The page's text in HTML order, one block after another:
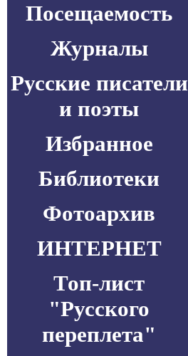
Посещаемость
Журналы
Русские писатели
и поэты
Избранное
Библиотеки
Фотоархив
ИНТЕРНЕТ
Топ-лист
"Русского
переплета"